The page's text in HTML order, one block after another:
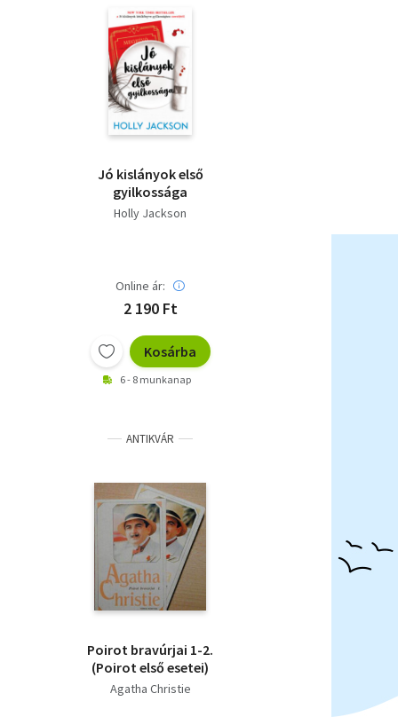
Jó kislányok első
gyilkossága
Holly Jackson
Online ár:
2 190 Ft
Kosárba
6 - 8 munkanap
ANTIKVÁR
Poirot ​bravúrjai 1-2.
(Poirot első esetei)
Agatha Christie